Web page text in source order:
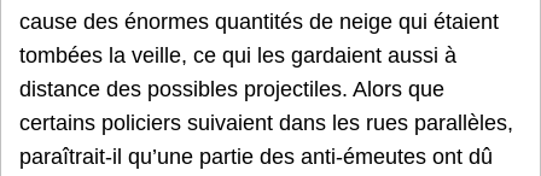
cause des énormes quantités de neige qui étaient
tombées la veille, ce qui les gardaient aussi à
distance des possibles projectiles. Alors que
certains policiers suivaient dans les rues parallèles,
paraîtrait-il qu’une partie des anti-émeutes ont dû